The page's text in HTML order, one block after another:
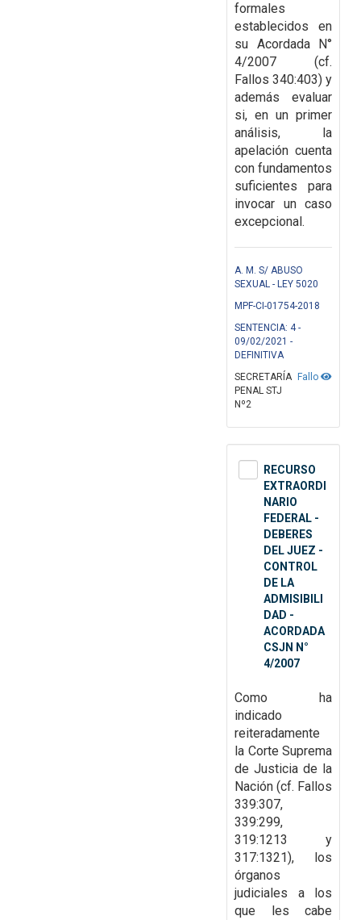
formales
establecidos en
su Acordada N°
4/2007 (cf.
Fallos 340:403) y
además evaluar
si, en un primer
análisis, la
apelación cuenta
con fundamentos
suficientes para
invocar un caso
excepcional.
A. M. S/ ABUSO
SEXUAL - LEY 5020
MPF-CI-01754-2018
SENTENCIA: 4 -
09/02/2021 -
DEFINITIVA
Fallo
SECRETARÍA
PENAL STJ
Nº2
RECURSO
EXTRAORDI
NARIO
FEDERAL -
DEBERES
DEL JUEZ -
CONTROL
DE LA
ADMISIBILI
DAD -
ACORDADA
CSJN N°
4/2007
Como ha
indicado
reiteradamente
la Corte Suprema
de Justicia de la
Nación (cf. Fallos
339:307,
339:299,
319:1213 y
317:1321), los
órganos
judiciales a los
que les cabe